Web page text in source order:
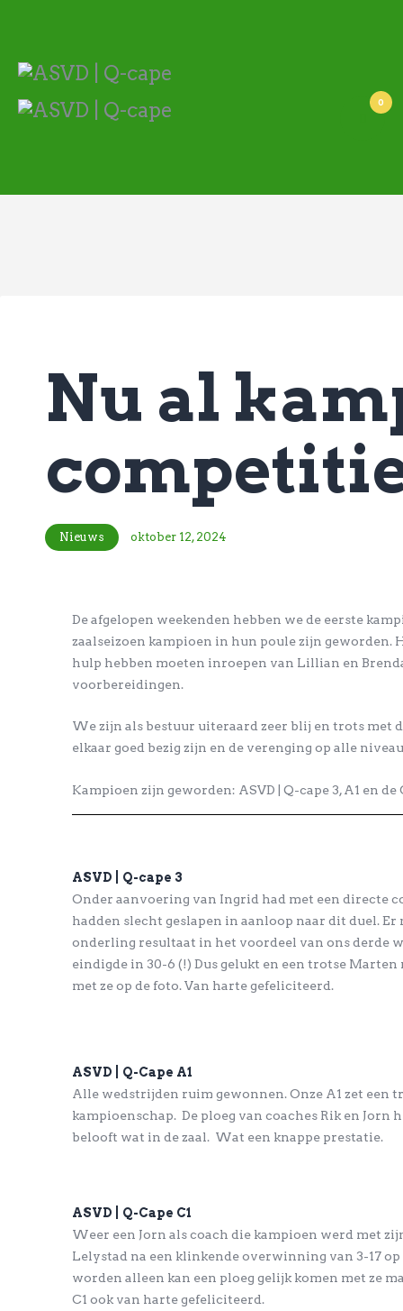
0
Belangrijke informatie
Adressen
Vrienden van
Nu al
competitie
Nieuws oktober 12, 2024
De afgelopen weekenden hebben we de eerste
zaalseizoen kampioen in hun poule zijn geworden.
hulp hebben moeten inroepen van Lillian en
voorbereidingen.
We zijn als bestuur uiteraard zeer blij en trots met
elkaar goed bezig zijn en de verenging op alle
Kampioen zijn geworden: ASVD | Q-cape 3, A1 en de
ASVD | Q-cape 3
Onder aanvoering van Ingrid had met een directe
hadden slecht geslapen in aanloop naar dit duel.
onderling resultaat in het voordeel van ons derde
eindigde in 30-6 (!) Dus gelukt en een trotse
met ze op de foto. Van harte gefeliciteerd.
ASVD | Q-Cape A1
Alle wedstrijden ruim gewonnen. Onze A1 zet
kampioenschap. De ploeg van coaches Rik en
belooft wat in de zaal. Wat een knappe prestatie.
ASVD | Q-Cape C1
Weer een Jorn als coach die kampioen werd met
Lelystad na een klinkende overwinning van 3-17
worden alleen kan een ploeg gelijk komen met ze
C1 ook van harte gefeliciteerd.